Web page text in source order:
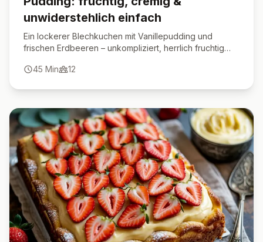
unwiderstehlich einfach
Ein lockerer Blechkuchen mit Vanillepudding und
frischen Erdbeeren – unkompliziert, herrlich fruchtig
45 Min 12